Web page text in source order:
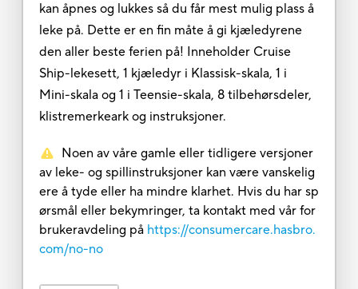
kan åpnes og lukkes så du får mest mulig plass å
leke på. Dette er en fin måte å gi kjæledyrene
den aller beste ferien på! Inneholder Cruise
Ship-lekesett, 1 kjæledyr i Klassisk-skala, 1 i
Mini-skala og 1 i Teensie-skala, 8 tilbehørsdeler,
klistremerkeark og instruksjoner.
Noen av våre gamle eller tidligere versjoner
av leke- og spillinstruksjoner kan være vanskelig
ere å tyde eller ha mindre klarhet. Hvis du har sp
ørsmål eller bekymringer, ta kontakt med vår for
brukeravdeling på https://consumercare.hasbro.
com/no-no